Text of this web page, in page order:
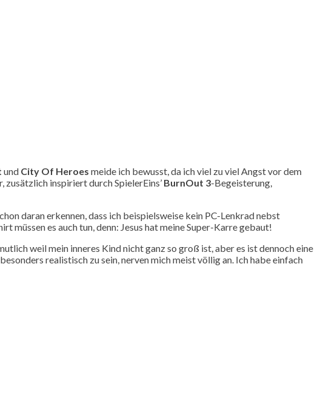
und City Of Heroes meide ich bewusst, da ich viel zu viel Angst vor dem
inspiriert durch SpielerEins’ BurnOut 3-Begeisterung,
daran erkennen, dass ich beispielsweise kein PC-Lenkrad nebst
müssen es auch tun, denn: Jesus hat meine Super-Karre gebaut!
weil mein inneres Kind nicht ganz so groß ist, aber es ist dennoch eine
realistisch zu sein, nerven mich meist völlig an. Ich habe einfach